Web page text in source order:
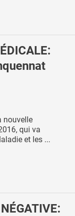
nouvelle
qui va
et les ...